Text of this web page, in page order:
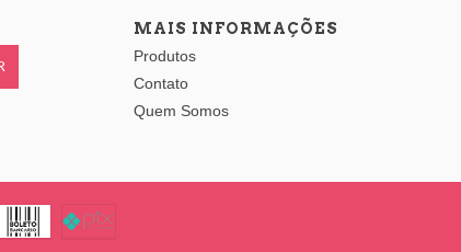
MAIS INFORMAÇÕES
Produtos
Contato
Quem Somos